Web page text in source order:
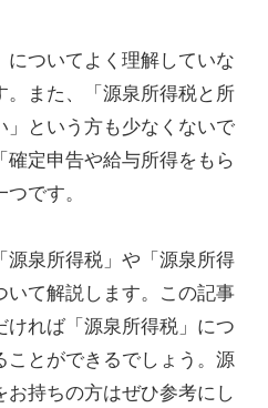
についてよく理解していな
。また、「源泉所得税と所
」という方も少なくないで
確定申告や給与所得をもら
です。
源泉所得税」や「源泉所得
いて解説します。この記事
ければ「源泉所得税」につ
ことができるでしょう。源
持ちの方はぜひ参考にし